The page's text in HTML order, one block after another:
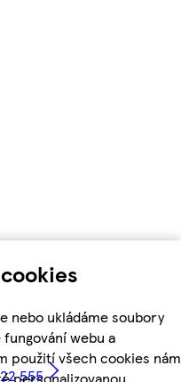
nebo ukládáme soubory
webu a
použití všech cookies nám
personalizovanou
555